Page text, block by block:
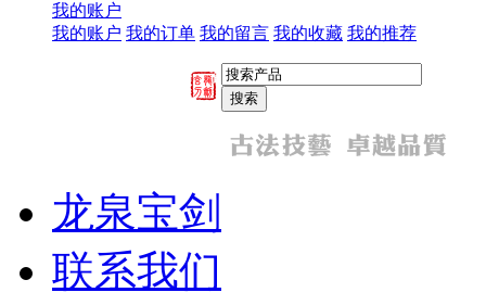
我的账户
我的账户 我的订单 我的留言 我的收藏 我的推荐
龙泉宝剑
联系我们